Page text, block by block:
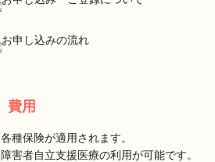
費用
各種保険が適用されます。
障害者自立支援医療の利用が可能です。